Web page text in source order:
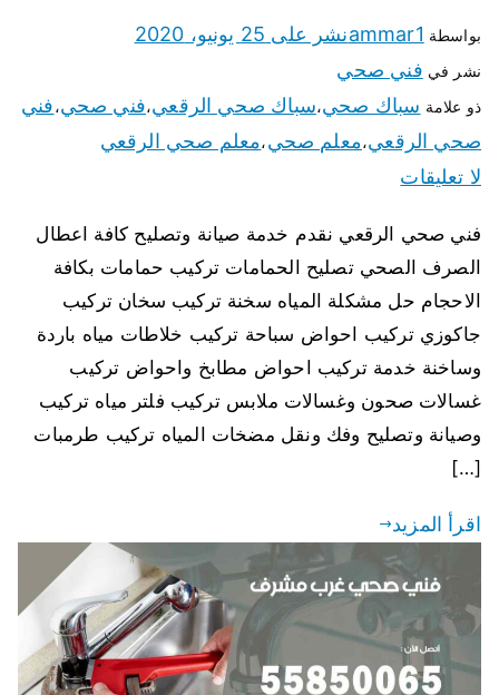
بواسطة ammar1نشر على 25 يونيو، 2020
نشر في فني صحي
ذو علامة سباك صحي،سباك صحي الرقعي،فني صحي،فني
صحي الرقعي،معلم صحي،معلم صحي الرقعي
لا تعليقات
فني صحي الرقعي نقدم خدمة صيانة وتصليح كافة اعطال
الصرف الصحي تصليح الحمامات تركيب حمامات بكافة
الاحجام حل مشكلة المياه سخنة تركيب سخان تركيب
جاكوزي تركيب احواض سباحة تركيب خلاطات مياه باردة
وساخنة خدمة تركيب احواض مطابخ واحواض تركيب
غسالات صحون وغسالات ملابس تركيب فلتر مياه تركيب
وصيانة وتصليح وفك ونقل مضخات المياه تركيب طرمبات
[…]
اقرأ المزيد